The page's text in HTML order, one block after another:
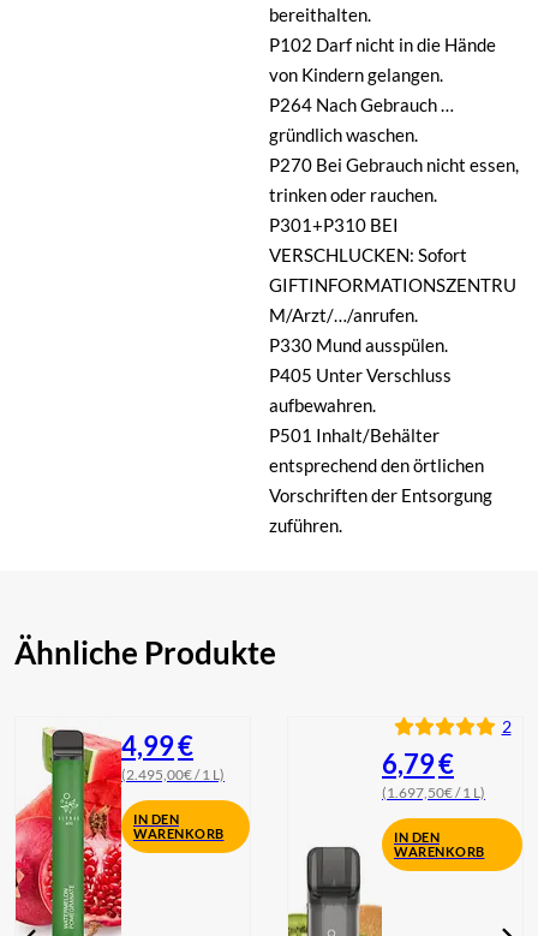
bereithalten.
P102 Darf nicht in die Hände
von Kindern gelangen.
P264 Nach Gebrauch …
gründlich waschen.
P270 Bei Gebrauch nicht essen,
trinken oder rauchen.
P301+P310 BEI
VERSCHLUCKEN: Sofort
GIFTINFORMATIONSZENTRU
M/Arzt/…/anrufen.
P330 Mund ausspülen.
P405 Unter Verschluss
aufbewahren.
P501 Inhalt/Behälter
entsprechend den örtlichen
Vorschriften der Entsorgung
zuführen.
Ähnliche Produkte
4,99€
(2.495,00€ / 1 L)
IN DEN
WARENKORB
2
6,79€
(1.697,50€ / 1 L)
IN DEN
WARENKORB